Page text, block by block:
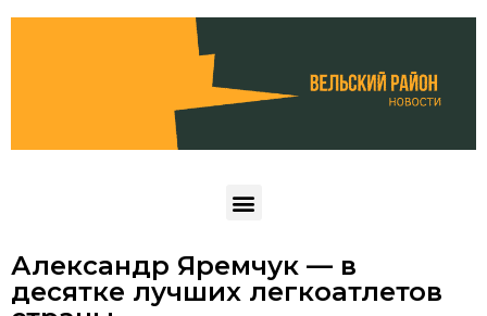
Александр Яремчук — в
десятке лучших легкоатлетов